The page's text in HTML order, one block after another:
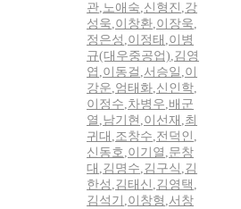
관,노애숙,신형진 ,강
성욱,이창환,이장욱,
정은성 ,이정태 ,이병
규(대우중공업),김영
엽 ,이동걸 ,서승일 ,이
강운,엄태화,신인학,
이정수,차병우,배군
열 ,남기현 ,이선재 ,최
귀대 ,조창수,전덕인 ,
신동호,이기열 ,문창
대 ,김명수,김구식 ,김
한성 ,김태신 ,김영택 ,
김석기 ,이창형 ,서창